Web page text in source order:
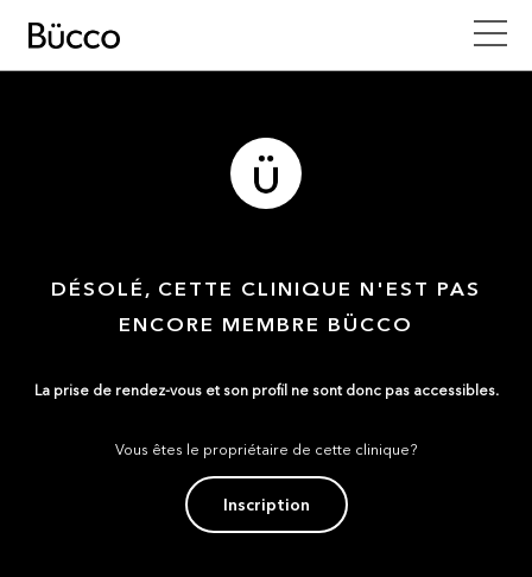
DÉSOLÉ, CETTE CLINIQUE N'EST PAS
ENCORE MEMBRE BÜCCO
La prise de rendez-vous et son profil ne sont donc pas accessibles.
Vous êtes le propriétaire de cette clinique?
Inscription